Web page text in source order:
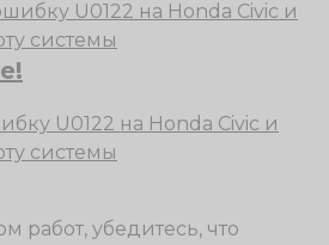
U0122 на Honda Civic и
системы
работ, убедитесь, что